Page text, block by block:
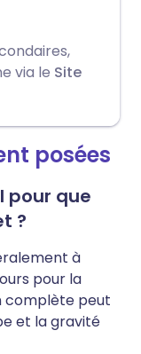
via le Site
posées
pour que
?
à
pour la
complète peut
et la gravité